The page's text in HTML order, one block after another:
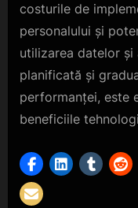
costurile de
personalului și
utilizarea datelor
planificată și
performanței, este
beneficiile